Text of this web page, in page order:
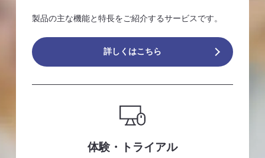
製品の主な機能と特長をご紹介するサービスです。
詳しくはこちら
体験・トライアル